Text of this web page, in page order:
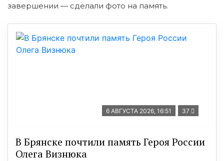
завершении — сделали фото на память.
6 АВГУСТА 2026, 16:51 37
В Брянске почтили память Героя России
Олега Визнюка